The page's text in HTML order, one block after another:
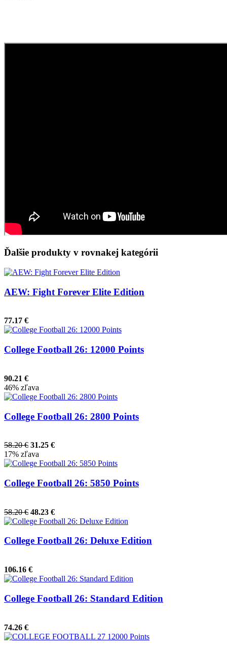
Ďalšie produkty v rovnakej kategórii
AEW: Fight Forever Elite Edition
77.17 €
College Football 26: 12000 Points
90.21 €
46% zľava
College Football 26: 2800 Points
58.20 € 31.25 €
17% zľava
College Football 26: 5850 Points
58.20 € 48.23 €
College Football 26: Deluxe Edition
106.16 €
College Football 26: Standard Edition
74.26 €